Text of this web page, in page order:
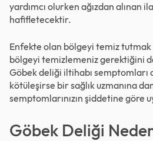
yardımcı olurken ağızdan alınan
hafifletecektir.
Enfekte olan bölgeyi temiz
bölgeyi temizlemeniz gerektiğini
Göbek deliği iltihabı semptomları
kötüleşirse bir sağlık uzmanına
semptomlarınızın şiddetine göre
Göbek Deliği